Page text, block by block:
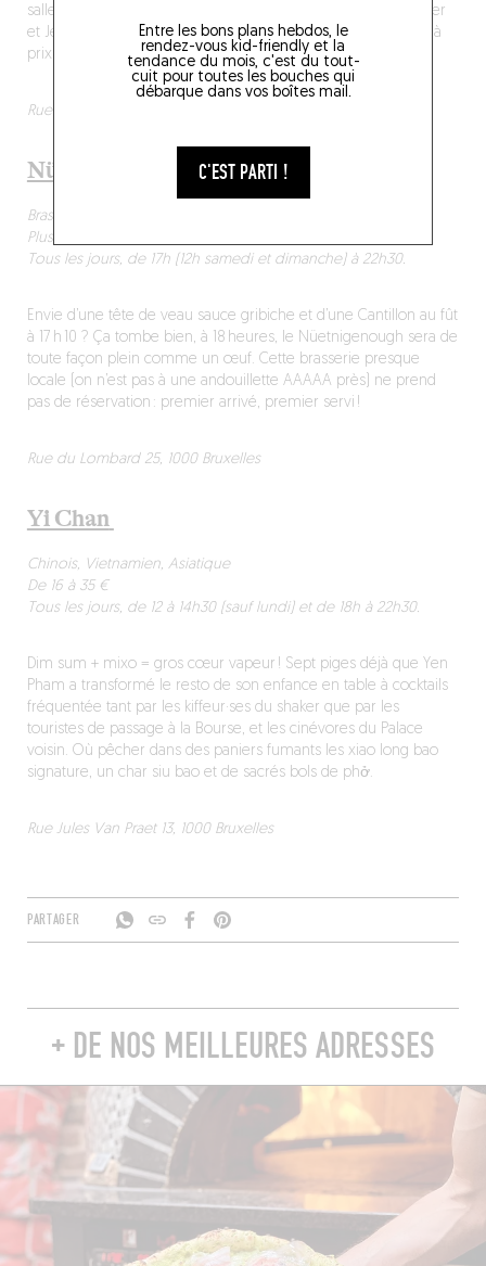
Entre les bons plans hebdos, le
rendez-vous kid-friendly et la
tendance du mois, c'est du tout-
cuit pour toutes les bouches qui
débarque dans vos boîtes mail.
C'EST PARTI !
salle boisée du néo-caberdouche, piloté par Charlie Gordower
et Jean-Maurice Hinsenkamp, ravitaille touristes et
à
prix honnêtes.
Rue des Grands Carmes 31-33, 1000 Bruxelles
Nüetnigenough
Brasserie, Belge
Plus de 51 €
Tous les jours, de 17h (12h samedi et dimanche) à 22h30.
Envie d’une tête de veau sauce gribiche et d’une Cantillon au fût
à 17 h 10 ? Ça tombe bien, à 18 heures, le Nüetnigenough sera de
toute façon plein comme un œuf. Cette brasserie presque
locale (on n’est pas à une andouillette AAAAA près) ne prend
pas de réservation : premier arrivé, premier servi !
Rue du Lombard 25, 1000 Bruxelles
Yi Chan
Chinois, Vietnamien, Asiatique
De 16 à 35 €
Tous les jours, de 12 à 14h30 (sauf lundi) et de 18h à 22h30.
Dim sum + mixo = gros cœur vapeur ! Sept piges déjà que Yen
Pham a transformé le resto de son enfance en table à cocktails
fréquentée tant par les kiffeur·ses du shaker que par les
touristes de passage à la Bourse, et les cinévores du Palace
voisin. Où pêcher dans des paniers fumants les xiao long bao
signature, un char siu bao et de sacrés bols de phở.
Rue Jules Van Praet 13, 1000 Bruxelles
PARTAGER
+ DE NOS MEILLEURES ADRESSES